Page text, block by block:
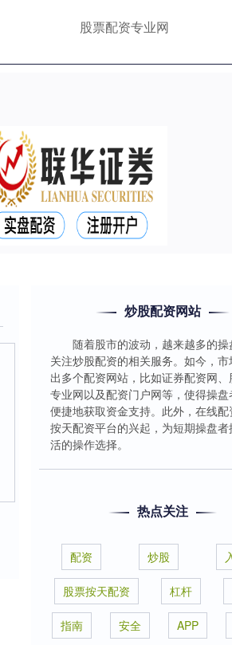
股票配资专业网
炒股配资网站
随着股市的波动，越来越多的
关注炒股配资的相关服务。如今，
出多个配资网站，比如证券配资网、
专业网以及配资门户网等，使得操盘
便捷地获取资金支持。此外，在线配
按天配资平台的兴起，为短期操盘者
活的操作选择。
热点关注
配资 炒股
股票按天配资 杠杆
指南 安全 APP